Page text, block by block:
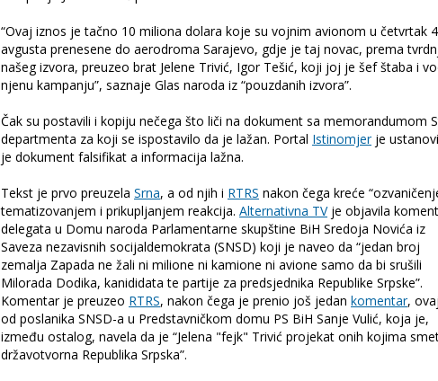
“Ovaj iznos je tačno 10 miliona dolara koje su vojnim avionom u četvrtak
avgusta prenesene do aerodroma Sarajevo, gdje je taj novac, prema
našeg izvora, preuzeo brat Jelene Trivić, Igor Tešić, koji joj je šef štaba i
njenu kampanju”, saznaje Glas naroda iz “pouzdanih izvora”.
Čak su postavili i kopiju nečega što liči na dokument sa memorandumom
departmenta za koji se ispostavilo da je lažan. Portal Istinomjerje
je dokument falsifikat a informacija lažna.
Tekst je prvo preuzela Srna, a od njih i RTRS nakon čega kreće
tematizovanjem i prikupljanjem reakcija. Alternativna TVje objavila
delegata u Domu naroda Parlamentarne skupštine BiH Sredoja Novića iz
Saveza nezavisnih socijaldemokrata (SNSD) koji je naveo da “jedan broj
zemalja Zapada ne žali ni milione ni kamione ni avione samo da bi srušili
Milorada Dodika, kanididata te partije za predsjednika Republike Srpske”.
Komentar je preuzeo RTRS, nakon čega je prenio još jedan komentar,
od poslanika SNSD-a u Predstavničkom domu PS BiH Sanje Vulić, koja je,
između ostalog, navela da je “Јelena "fejk" Trivić projekat onih kojima
državotvorna Republika Srpska”.